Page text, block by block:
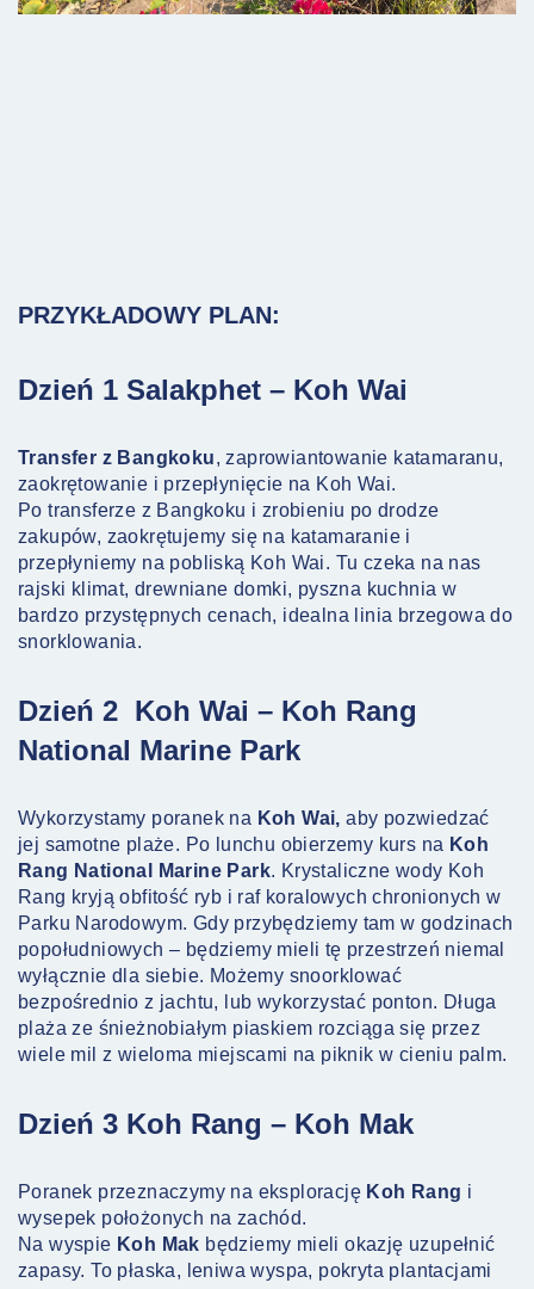
PRZYKŁADOWY PLAN:
Dzień 1 Salakphet – Koh Wai
Transfer z Bangkoku, zaprowiantowanie katamaranu,
zaokrętowanie i przepłynięcie na Koh Wai.
Po transferze z Bangkoku i zrobieniu po drodze
zakupów, zaokrętujemy się na katamaranie i
przepłyniemy na pobliską Koh Wai. Tu czeka na nas
rajski klimat, drewniane domki, pyszna kuchnia w
bardzo przystępnych cenach, idealna linia brzegowa do
snorklowania.
Dzień 2 Koh Wai – Koh Rang
National Marine Park
Wykorzystamy poranek na Koh Wai,aby pozwiedzać
jej samotne plaże. Po lunchu obierzemy kurs na Koh
Rang National Marine Park. Krystaliczne wody Koh
Rang kryją obfitość ryb i raf koralowych chronionych w
Parku Narodowym. Gdy przybędziemy tam w godzinach
popołudniowych – będziemy mieli tę przestrzeń niemal
wyłącznie dla siebie. Możemy snoorklować
bezpośrednio z jachtu, lub wykorzystać ponton. Długa
plaża ze śnieżnobiałym piaskiem rozciąga się przez
wiele mil z wieloma miejscami na piknik w cieniu palm.
Dzień 3 Koh Rang – Koh Mak
Poranek przeznaczymy na eksplorację Koh Rang i
wysepek położonych na zachód.
Na wyspie Koh Mak będziemy mieli okazję uzupełnić
zapasy. To płaska, leniwa wyspa, pokryta plantacjami